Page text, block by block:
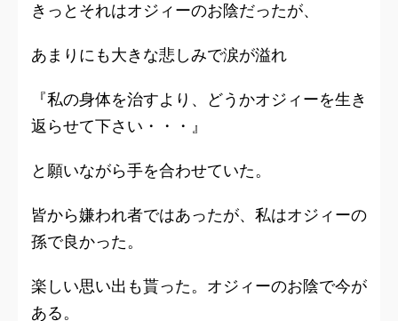
きっとそれはオジィーのお陰だったが、
あまりにも大きな悲しみで涙が溢れ
『私の身体を治すより、どうかオジィーを生き
返らせて下さい・・・』
と願いながら手を合わせていた。
皆から嫌われ者ではあったが、私はオジィーの
孫で良かった。
楽しい思い出も貰った。オジィーのお陰で今が
ある。